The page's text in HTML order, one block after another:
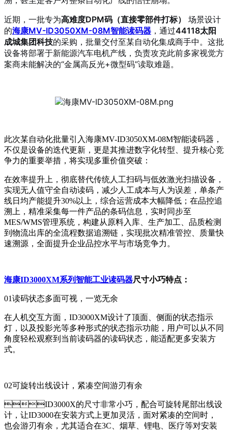
近期，一批专为高难度DPM码（直接零部件打标）
场景设计
的海康MV-ID3050XM-08M智能读码器 ，通过44118太阳
成城集团科技的采购，批量交付至某自动化集成商手中。这批
设备将部署于新能源汽车电机产线，负责攻克此前多家视觉方
案商未能解决的“金属高反光+微型码”读取难题。
此次某自动化批量引入海康MV-ID3050XM-08M智能读码器，
不仅是设备的迭代更新，更是其推进数字化转型、提升核心竞
争力的重要举措，将实现多重价值突破：
在效率提升上，彻底替代传统人工扫码与低效激光扫描设备，
实现无人值守全自动读码，减少人工成本与人为误差，单条产
线日均产能提升30%以上，综合运营成本大幅降低；在品控追
溯上，精准采集每一件产品的条码信息，实时同步至
MES/WMS管理系统，构建从原料入库、生产加工、品质检测
到物流出库的全流程数据追溯链，实现批次精准管控、质量快
速溯源，全面提升企业品控水平与市场竞争力。
海康ID3000XM系列智能工业读码器尺寸小巧特点：
01读码状态多面可视，一览无余
在人机交互方面，ID3000XM设计了顶面、侧面的状态指示
灯，以及投影光等多种形式的状态指示功能，用户可以从不同
角度轻松观察到当前读码器的读码状态，能适配更多安装方
式。
02可旋转出线设计，紧凑空间游刃有余
ID3000X的尺寸非常小巧，配合可旋转尾部出线设
计，让ID3000在安装方式上更加灵活，面对紧凑的空间时，
也会游刃有余，尤其适合在3C、烟草、锂电、医疗等对安装